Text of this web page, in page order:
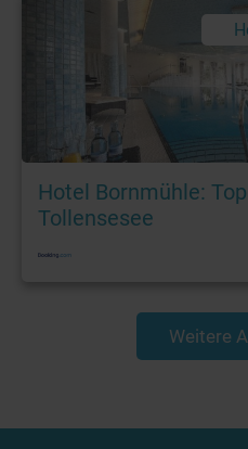
Hotel Bornmühle:
Tollensesee
Weitere